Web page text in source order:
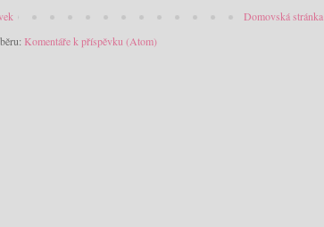
Domovská stránka
Komentáře k příspěvku (Atom)